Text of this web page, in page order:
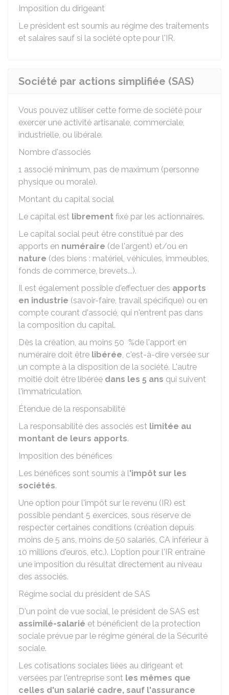
Imposition du dirigeant
Le président est soumis au régime des traitements
et salaires sauf si la société opte pour l'IR.
Société par actions simplifiée (SAS)
Vous pouvez utiliser cette forme de société pour
exercer une activité artisanale, commerciale,
industrielle, ou libérale.
Nombre d'associés
1 associé minimum, pas de maximum (personne
physique ou morale).
Montant du capital social
Le capital est librement fixé par les actionnaires.
Le capital social peut être constitué par des
apports en numéraire (de l'argent) et/ou en
nature (des biens : matériel, véhicules, immeubles,
fonds de commerce, brevets...).
Il est également possible d'effectuer des apports
en industrie (savoir-faire, travail spécifique) ou en
compte courant d'associé, qui n'entrent pas dans
la composition du capital.
Dès la création, au moins 50 %de l'apport en
numéraire doit être libérée, c'est-à-dire versée sur
un compte à la disposition de la société. L'autre
moitié doit être libérée dans les 5 ans qui suivent
l'immatriculation.
Étendue de la responsabilité
La responsabilité des associés est limitée au
montant de leurs apports.
Imposition des bénéfices
Les bénéfices sont soumis à l'impôt sur les
sociétés.
Une option pour l'impôt sur le revenu (IR) est
possible pendant 5 exercices, sous réserve de
respecter certaines conditions (création depuis
moins de 5 ans, moins de 50 salariés, CA inférieur à
10 millions d'euros, etc.). L'option pour l'IR entraine
une imposition du résultat directement au niveau
des associés.
Régime social du président de SAS
D'un point de vue social, le président de SAS est
assimilé-salarié et bénéficient de la protection
sociale prévue par le régime général de la Sécurité
sociale.
Les cotisations sociales liées au dirigeant et
versées par l'entreprise sont les mêmes que
celles d'un salarié cadre, sauf l'assurance